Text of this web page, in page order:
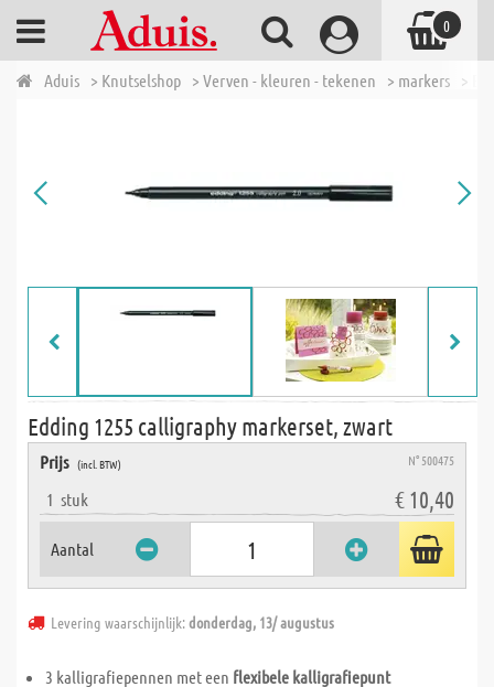
Aduis > Knutselshop > Verven - kleuren - tekenen > markers >
Edding 1255 calligraphy markerset, zwart
Prijs (incl. BTW) N° 500475
1 stuk € 10,40
Aantal
Levering waarschijnlijk:donderdag, 13/ augustus
3 kalligrafiepennen met een flexibele kalligrafiepunt
0